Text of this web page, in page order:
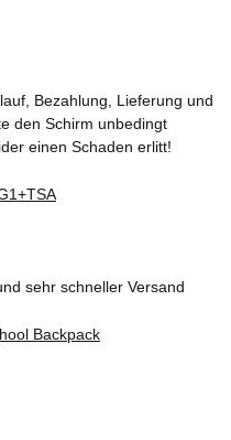
Bezahlung, Lieferung und
den Schirm unbedingt
einen Schaden erlitt!
sehr schneller Versand